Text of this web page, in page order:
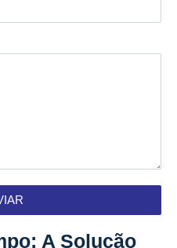
A Solução